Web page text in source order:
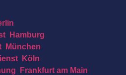
Hamburg
München
Köln
Frankfurt am Main